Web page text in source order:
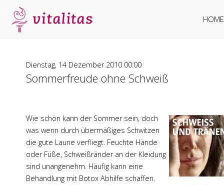
HOME
Dienstag, 14 Dezember 2010 00:00
Sommerfreude ohne Schweiß
Wie schön kann der Sommer sein, doch
was wenn durch übermäßiges Schwitzen
die gute Laune verfliegt. Feuchte Hände
oder Füße, Schweißränder an der Kleidung
sind unangenehm. Häufig kann eine
Behandlung mit Botox Abhilfe schaffen.